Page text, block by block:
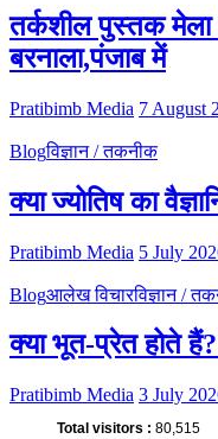
तर्कशील पुस्तक
बरनाला,पंजाब में
Pratibimb Media 7 August
Blogविज्ञान / तकनीक
क्या ज्योतिष का
Pratibimb Media 5 July
Blogआलेख विचारविज्ञान /
क्या भूत-प्रेत होते हैं?
Pratibimb Media 3 July
Total visitors : 80,515